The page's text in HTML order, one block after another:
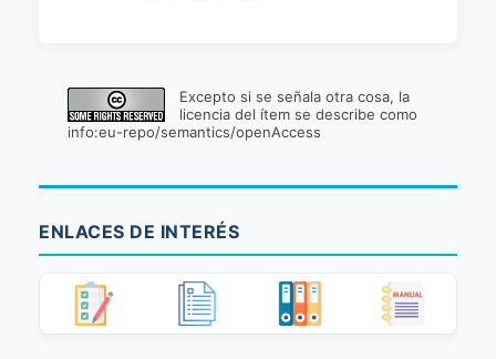
Excepto si se señala otra cosa, la
licencia del ítem se describe como
info:eu-repo/semantics/openAccess
ENLACES DE INTERÉS